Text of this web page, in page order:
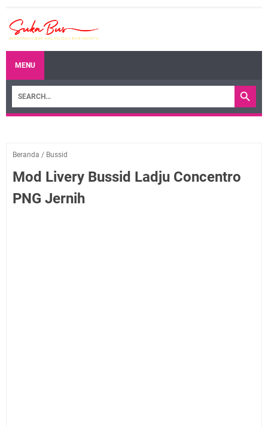
MENU
Beranda / Bussid
Mod Livery Bussid Ladju Concentro
PNG Jernih